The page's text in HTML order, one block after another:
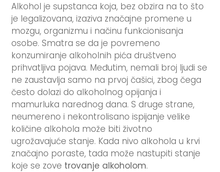
Alkohol je supstanca koja, bez obzira na to što
je legalizovana, izaziva značajne promene u
mozgu, organizmu i načinu funkcionisanja
osobe. Smatra se da je povremeno
konzumiranje alkoholnih pića društveno
prihvatljiva pojava. Međutim, nemali broj ljudi se
ne zaustavlja samo na prvoj čašici, zbog čega
često dolazi do alkoholnog opijanja i
mamurluka narednog dana. S druge strane,
neumereno i nekontrolisano ispijanje velike
količine alkohola može biti životno
ugrožavajuće stanje. Kada nivo alkohola u krvi
značajno poraste, tada može nastupiti stanje
koje se zove trovanje alkoholom.